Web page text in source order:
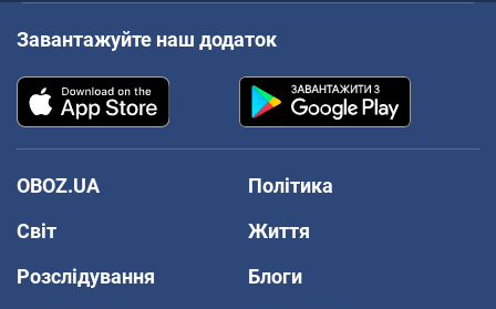
Завантажуйте наш додаток
OBOZ.UA
Політика
Світ
Життя
Розслідування
Блоги